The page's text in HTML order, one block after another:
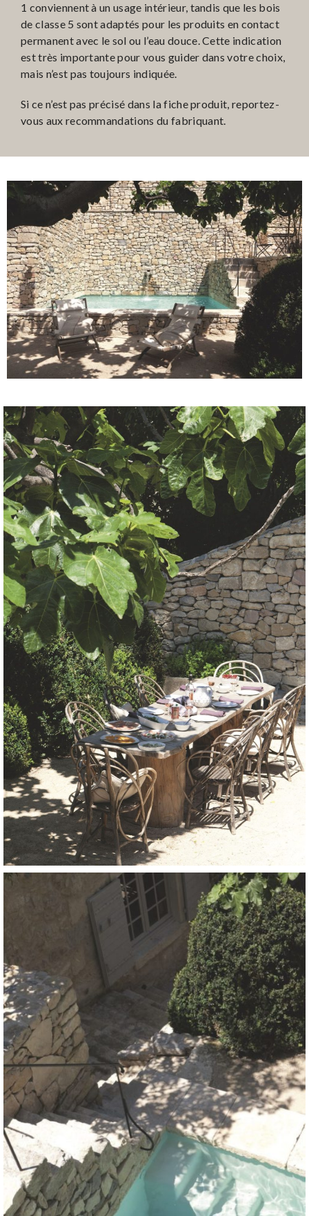
1 conviennent à un usage intérieur, tandis que les bois
de classe 5 sont adaptés pour les produits en contact
permanent avec le sol ou l’eau douce. Cette indication
est très importante pour vous guider dans votre choix,
mais n’est pas toujours indiquée.
Si ce n’est pas précisé dans la fiche produit, reportez-
vous aux recommandations du fabriquant.